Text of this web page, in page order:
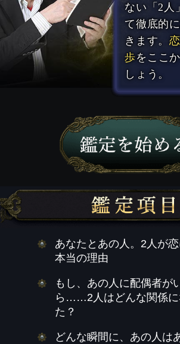
ない「2人
て徹底的
きます。
歩をここ
しょう。
あなたとあの人。2人が
本当の理由
もし、あの人に配偶者が
ら……2人はどんな関係に
た？
どんな瞬間に、あの人は